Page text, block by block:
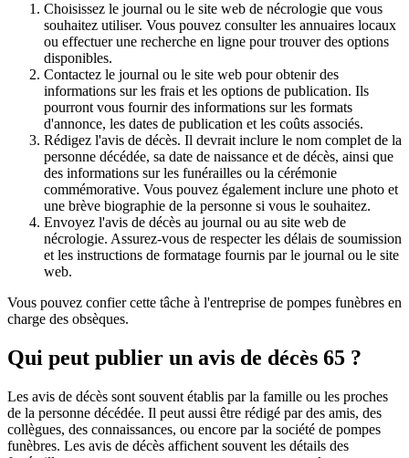
Choisissez le journal ou le site web de nécrologie que vous
souhaitez utiliser. Vous pouvez consulter les annuaires locaux
ou effectuer une recherche en ligne pour trouver des options
disponibles.
Contactez le journal ou le site web pour obtenir des
informations sur les frais et les options de publication. Ils
pourront vous fournir des informations sur les formats
d'annonce, les dates de publication et les coûts associés.
Rédigez l'avis de décès. Il devrait inclure le nom complet de la
personne décédée, sa date de naissance et de décès, ainsi que
des informations sur les funérailles ou la cérémonie
commémorative. Vous pouvez également inclure une photo et
une brève biographie de la personne si vous le souhaitez.
Envoyez l'avis de décès au journal ou au site web de
nécrologie. Assurez-vous de respecter les délais de soumission
et les instructions de formatage fournis par le journal ou le site
web.
Vous pouvez confier cette tâche à l'entreprise de pompes funèbres en
charge des obsèques.
Qui peut publier un avis de décès 65 ?
Les avis de décès sont souvent établis par la famille ou les proches
de la personne décédée. Il peut aussi être rédigé par des amis, des
collègues, des connaissances, ou encore par la société de pompes
funèbres. Les avis de décès affichent souvent les détails des